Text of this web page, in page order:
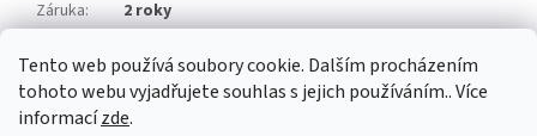
Tento web používá soubory cookie. Dalším procházením
tohoto webu vyjadřujete souhlas s jejich používáním.. Více
informacízde.
Záruka:
2 roky
EAN: 8595156223783